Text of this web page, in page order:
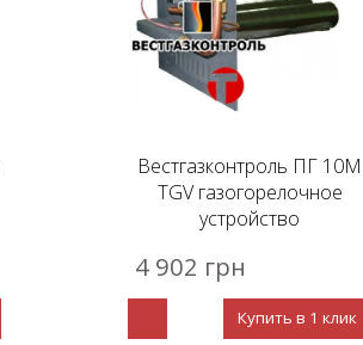
Вестгазконтроль ПГ 10М
TGV газогорелочное
устройство
4 902 грн
Купить в 1 клик